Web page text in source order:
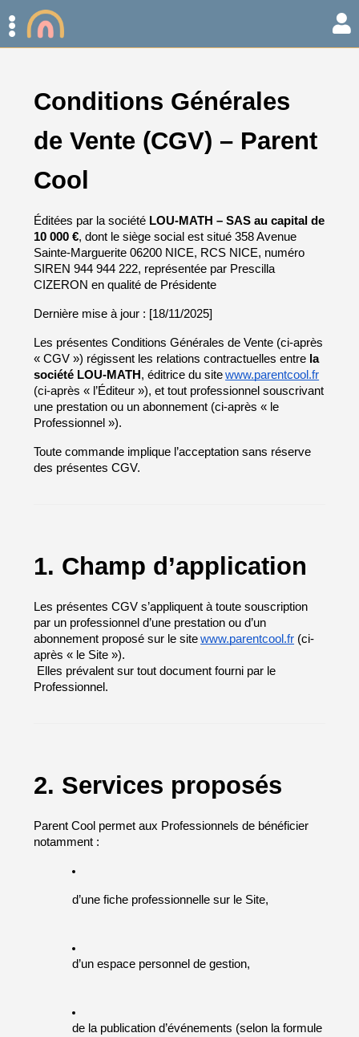
Conditions Générales
de Vente (CGV) – Parent
Cool
Éditées par la société LOU-MATH – SAS au capital de
10 000 €, dont le siège social est situé 358 Avenue
Sainte-Marguerite 06200 NICE, RCS NICE, numéro
SIREN 944 944 222, représentée par Prescilla
CIZERON en qualité de Présidente
Dernière mise à jour : [18/11/2025]
Les présentes Conditions Générales de Vente (ci-après
« CGV ») régissent les relations contractuelles entre la
société LOU-MATH , éditrice du sitewww.parentcool.fr
(ci-après « l’Éditeur »), et tout professionnel souscrivant
une prestation ou un abonnement (ci-après « le
Professionnel »).
Toute commande implique l’acceptation sans réserve
des présentes CGV.
1. Champ d’application
Les présentes CGV s’appliquent à toute souscription
par un professionnel d’une prestation ou d’un
abonnement proposé sur le sitewww.parentcool.fr (ci-
après « le Site »).
Professionnel.
2. Services proposés
Parent Cool permet aux Professionnels de bénéficier
notamment :
d’une fiche professionnelle sur le Site,
d’un espace personnel de gestion,
de la publication d’événements (selon la formule